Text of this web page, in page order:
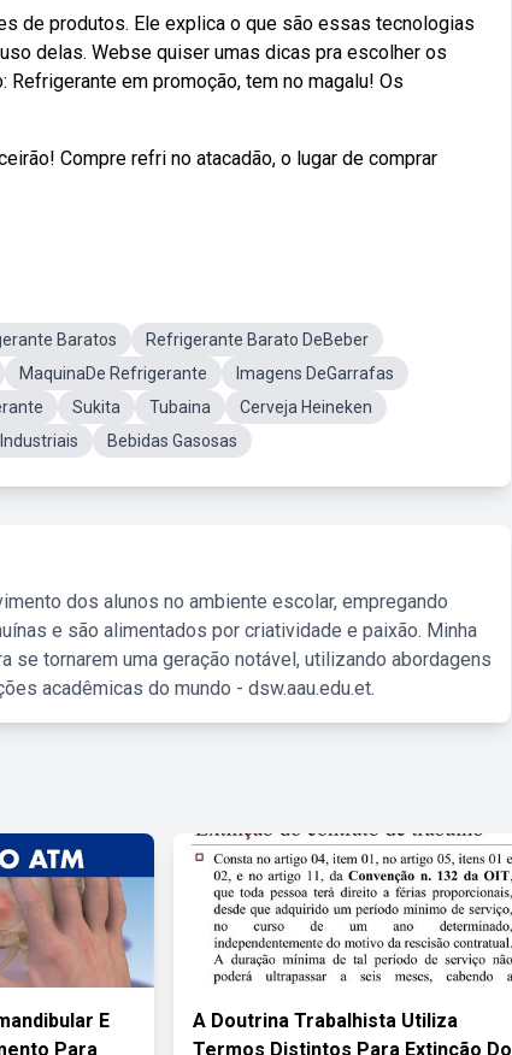
de produtos. Ele explica o que são essas tecnologias
delas. Webse quiser umas dicas pra escolher os
em promoção, tem no magalu! Os
Compre refri no atacadão, o lugar de comprar
Baratos
Refrigerante Barato DeBeber
MaquinaDe Refrigerante
Imagens DeGarrafas
Sukita Tubaina
Cerveja Heineken
Bebidas Gasosas
dos alunos no ambiente escolar, empregando
e são alimentados por criatividade e paixão. Minha
se tornarem uma geração notável, utilizando abordagens
acadêmicas do mundo - dsw.aau.edu.et.
E
Para
A Doutrina Trabalhista Utiliza
Termos Distintos Para Extinção Do